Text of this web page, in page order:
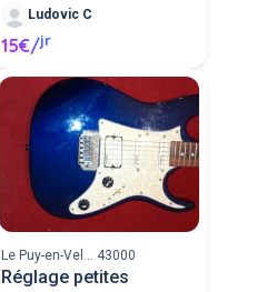
Ludovic C
15€/jr
Le Puy-en-Vel... 43000
Réglage petites